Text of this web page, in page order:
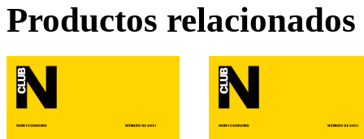
Productos relacionados